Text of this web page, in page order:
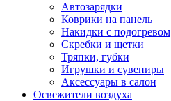
Автозарядки
Коврики на панель
Накидки с подогревом
Скребки и щетки
Тряпки, губки
Игрушки и сувениры
Аксессуары в салон
Освежители воздуха